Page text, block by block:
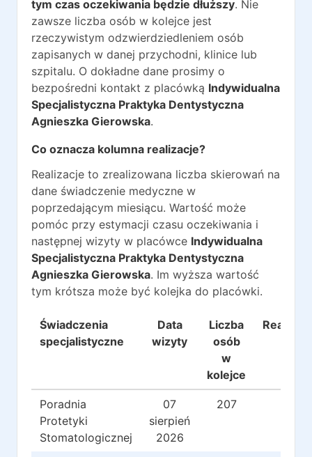
tym czas oczekiwania będzie dłuższy. Nie
zawsze liczba osób w kolejce jest
rzeczywistym odzwierdziedleniem osób
zapisanych w danej przychodni, klinice lub
szpitalu. O dokładne dane prosimy o
bezpośredni kontakt z placówką Indywidualna
Specjalistyczna Praktyka Dentystyczna
Agnieszka Gierowska.
Co oznacza kolumna realizacje?
Realizacje to zrealizowana liczba skierowań na
dane świadczenie medyczne w
poprzedającym miesiącu. Wartość może
pomóc przy estymacji czasu oczekiwania i
następnej wizyty w placówce Indywidualna
Specjalistyczna Praktyka Dentystyczna
Agnieszka Gierowska. Im wyższa wartość
tym krótsza może być kolejka do placówki.
Świadczenia
specjalistyczne
Data
wizyty
Liczba
osób
w
kolejce
Poradnia
Protetyki
Stomatologicznej
07
sierpień
2026
207